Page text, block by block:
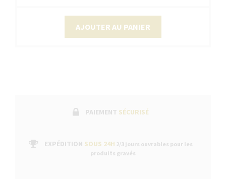
AJOUTER AU PANIER
PAIEMENT SÉCURISÉ
EXPÉDITION SOUS 24H 2/3 jours ouvrables pour les
produits gravés